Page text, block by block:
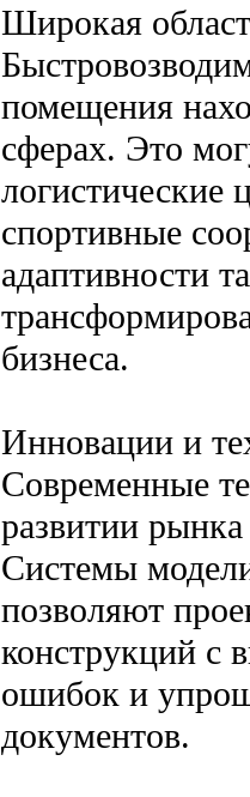
Широкая
помещения
сферах. Это
логистические
спортивные
адаптивности
бизнеса.
Инновации и
Современные
развитии
Системы
позволяют
конструкций с
ошибок и
документов.